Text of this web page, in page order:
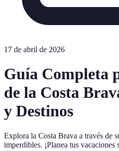
17 de abril de 2026
Guía Completa
de la Costa
y Destinos
Explora la Costa Brava a través de
imperdibles. ¡Planea tus vacaciones